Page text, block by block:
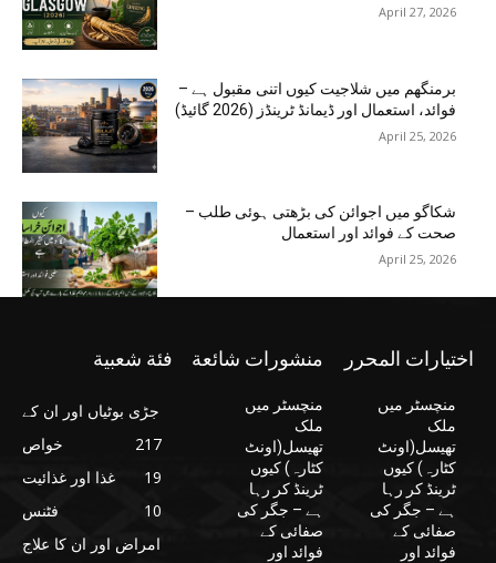
April 27, 2026
برمنگھم میں شلاجیت کیوں اتنی مقبول ہے –
فوائد، استعمال اور ڈیمانڈ ٹرینڈز (2026 گائیڈ)
April 25, 2026
شکاگو میں اجوائن کی بڑھتی ہوئی طلب –
صحت کے فوائد اور استعمال
April 25, 2026
اختيارات المحرر
منچسٹر میں
ملک
تھیسل(اونٹ
کٹارہ) کیوں
ٹرینڈ کر رہا
ہے – جگر کی
صفائی کے
فوائد اور
منشورات شائعة
منچسٹر میں
ملک
تھیسل(اونٹ
کٹارہ) کیوں
ٹرینڈ کر رہا
ہے – جگر کی
صفائی کے
فوائد اور
فئة شعبية
جڑی بوٹیاں اور ان کے
خواص
217
غذا اور غذائیت
19
فٹنس
10
امراض اور ان کا علاج